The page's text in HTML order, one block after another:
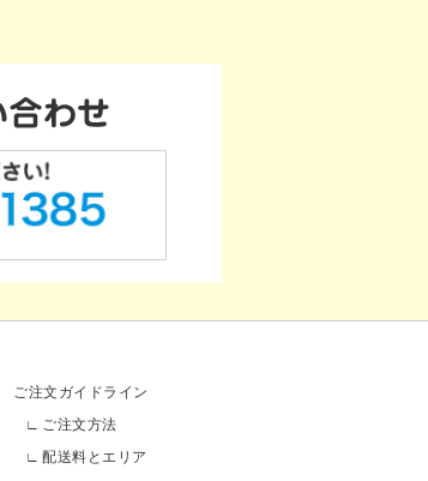
ご注文ガイドライン
ご注文方法
配送料とエリア